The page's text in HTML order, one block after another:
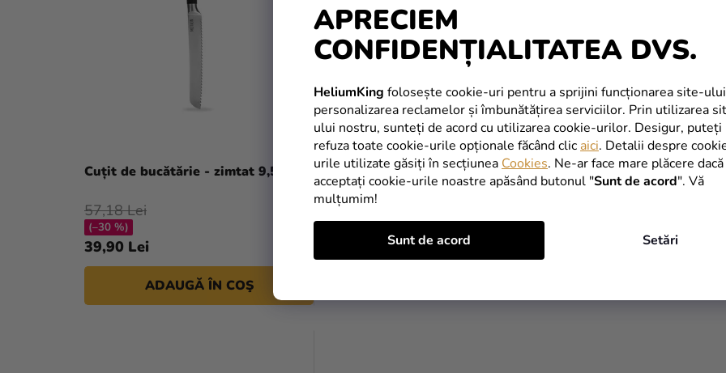
APRECIEM
CONFIDENȚIALITATEA DVS.
HeliumKing folosește cookie-uri pentru a sprijini funcționarea site-
personalizarea reclamelor și îmbunătățirea serviciilor. Prin utilizarea
ului nostru, sunteți de acord cu utilizarea cookie-urilor. Desigur, puteți
refuza toate cookie-urile opționale făcând clic aici. Detalii despre
urile utilizate găsiți în secțiunea Cookies. Ne-ar face mare plăcere dacă
acceptați cookie-urile noastre apăsând butonul "Sunt de acord". Vă
mulțumim!
Setări
Sunt de acord
Cuțit de bucătărie - zimtat 9,5 cm
39,90 Lei
57,18 Lei
(–30 %)
ADAUGĂ ÎN COŞ